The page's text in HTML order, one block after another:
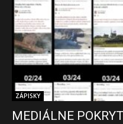
ZÁPISKY
MEDIÁLNE